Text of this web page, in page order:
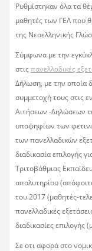
Ρυθμίστηκαν όλα τα
μαθητές των ΓΕΛ που
της Νεοελληνικής
Σύμφωνα με την
στιςπανελλαδικές
Δήλωση, με την οποία
συμμετοχή τους στις
Αιτήσεων -Δηλώσεων
υποψηφίων των
των πανελλαδικών
διαδικασία επιλογής
Τριτοβάθμιας
απολυτηρίου
του 2017 (μαθητές-
πανελλαδικές
διαδικασίες επιλογής
Σε οτι αφορά στο